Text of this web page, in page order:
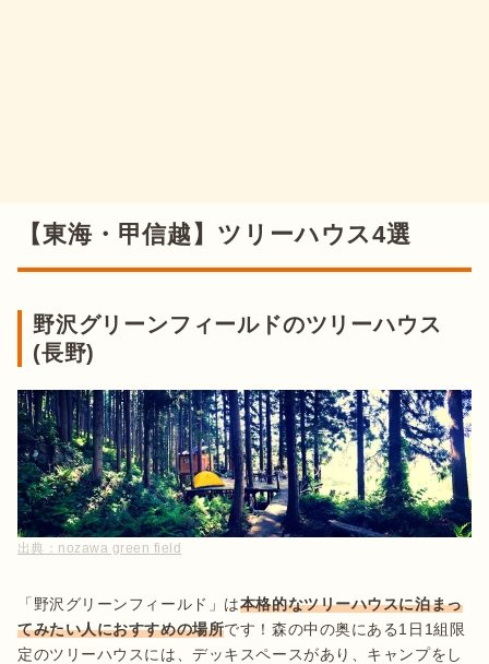
【東海・甲信越】ツリーハウス4選
野沢グリーンフィールドのツリーハウス
(長野)
出典： nozawa green field
「野沢グリーンフィールド」は本格的なツリーハウスに泊まっ
てみたい人におすすめの場所です！森の中の奥にある1日1組限
定のツリーハウスには、デッキスペースがあり、キャンプをし